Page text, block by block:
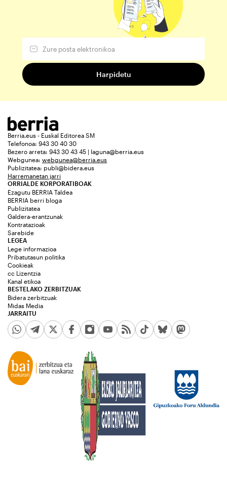
Berria.eus - Euskal Editorea SM
Telefonoa: 943 30 40 30
Bezero arreta: 943 30 43 45 | laguna@berria.eus
Webgunea: webgunea@berria.eus
Publizitatea: publi@bidera.eus
Harremanetan jarri
ORRIALDE KORPORATIBOAK
Ezagutu BERRIA Taldea
BERRIA berri bloga
Publizitatea
Galdera-erantzunak
Kontratazioak
Sarebide
JARRAITU
LEGEA
Lege informazioa
Pribatutasun politika
Cookieak
cc Lizentzia
Kanal etikoa
BESTELAKO ZERBITZUAK
Bidera zerbitzuak
Midas Media